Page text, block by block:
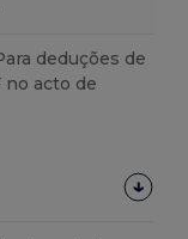
deduções de
no acto de